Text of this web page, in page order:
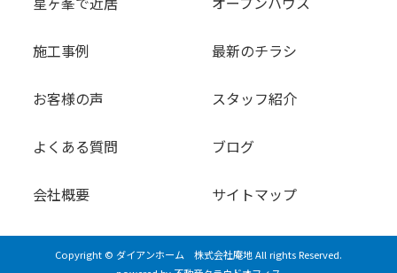
施工事例 最新のチラシ
お客様の声 スタッフ紹介
よくある質問 ブログ
会社概要 サイトマップ
Copyright © ダイアンホーム 株式会社庵地 All rights Reserved.